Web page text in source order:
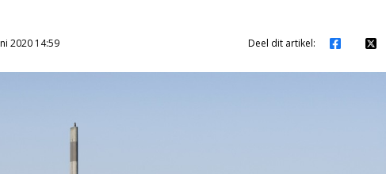
2020 14:59 Deel dit artikel: